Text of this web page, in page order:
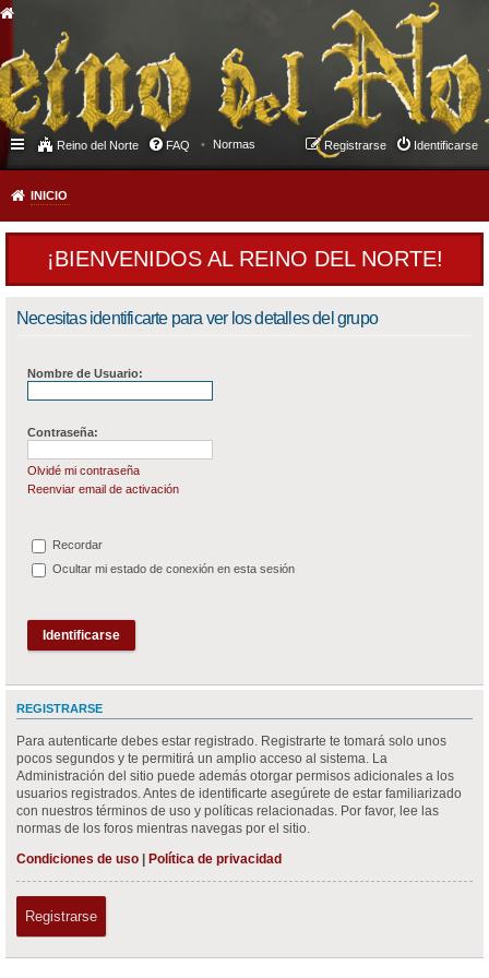
Reino del Norte FAQ Normas Identificarse
Registrarse
INICIO
¡BIENVENIDOS AL REINO DEL NORTE!
Necesitas identificarte para ver los detalles del grupo
Nombre de Usuario:
Contraseña:
Olvidé mi contraseña
Reenviar email de activación
Recordar
Ocultar mi estado de conexión en esta sesión
REGISTRARSE
Para autenticarte debes estar registrado. Registrarte te tomará solo unos
pocos segundos y te permitirá un amplio acceso al sistema. La
Administración del sitio puede además otorgar permisos adicionales a los
usuarios registrados. Antes de identificarte asegúrete de estar familiarizado
con nuestros términos de uso y políticas relacionadas. Por favor, lee las
normas de los foros mientras navegas por el sitio.
Condiciones de uso
Política de privacidad
Registrarse